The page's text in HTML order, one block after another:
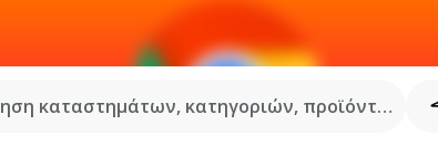
καταστημάτων, κατηγοριών, προϊόντων...